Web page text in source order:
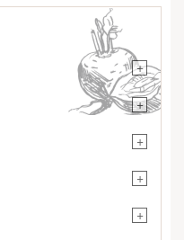
+
+
+
+
+